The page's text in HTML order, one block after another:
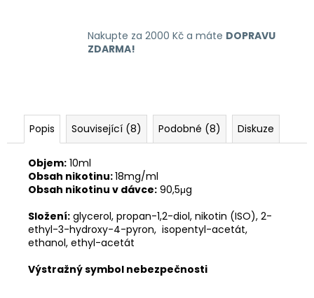
Nakupte za 2000 Kč a máte DOPRAVU
ZDARMA!
Popis Související (8) Podobné (8) Diskuze
Objem: 10ml
Obsah nikotinu:18mg/ml
Obsah nikotinu v dávce: 90,5μg
Složení: glycerol, propan-1,2-diol, nikotin (ISO), 2-
ethyl-3-hydroxy-4-pyron, isopentyl-acetát,
ethanol, ethyl-acetát
Výstražný symbol nebezpečnosti